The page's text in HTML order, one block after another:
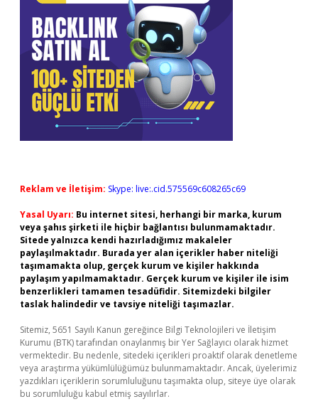
Reklam ve İletişim: Skype: live:.cid.575569c608265c69
Yasal Uyarı: Bu internet sitesi, herhangi bir marka, kurum
veya şahıs şirketi ile hiçbir bağlantısı bulunmamaktadır.
Sitede yalnızca kendi hazırladığımız makaleler
paylaşılmaktadır. Burada yer alan içerikler haber niteliği
taşımamakta olup, gerçek kurum ve kişiler hakkında
paylaşım yapılmamaktadır. Gerçek kurum ve kişiler ile isim
benzerlikleri tamamen tesadüfidir. Sitemizdeki bilgiler
taslak halindedir ve tavsiye niteliği taşımazlar.
Sitemiz, 5651 Sayılı Kanun gereğince Bilgi Teknolojileri ve İletişim
Kurumu (BTK) tarafından onaylanmış bir Yer Sağlayıcı olarak hizmet
vermektedir. Bu nedenle, sitedeki içerikleri proaktif olarak denetleme
veya araştırma yükümlülüğümüz bulunmamaktadır. Ancak, üyelerimiz
yazdıkları içeriklerin sorumluluğunu taşımakta olup, siteye üye olarak
bu sorumluluğu kabul etmiş sayılırlar.